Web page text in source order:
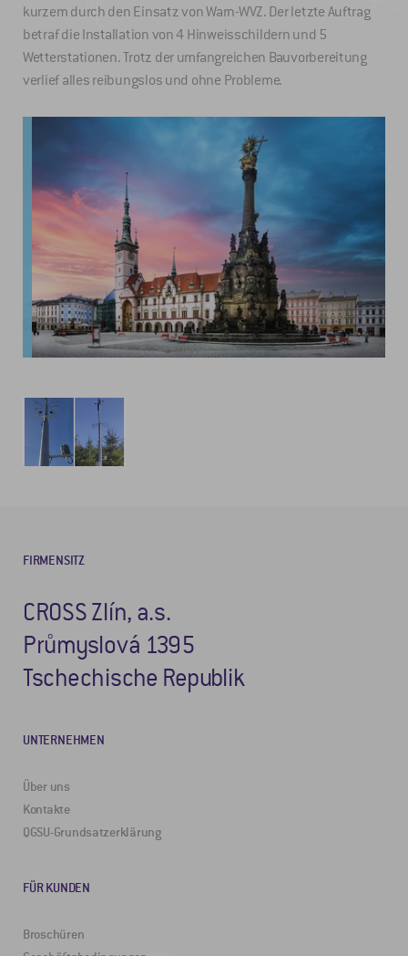
kurzem durch den Einsatz von Warn-WVZ. Der letzte Auftrag
betraf die Installation von 4 Hinweisschildern und 5
Wetterstationen. Trotz der umfangreichen Bauvorbereitung
verlief alles reibungslos und ohne Probleme.
FIRMENSITZ
CROSS Zlín, a.s.
Průmyslová 1395
Tschechische Republik
UNTERNEHMEN
Über uns
Kontakte
QGSU-Grundsatzerklärung
FÜR KUNDEN
Broschüren